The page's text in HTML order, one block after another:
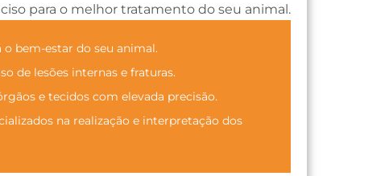
para o melhor tratamento do seu animal.
o bem-estar do seu animal.
de lesões internas e fraturas.
e tecidos com elevada precisão.
na realização e interpretação dos